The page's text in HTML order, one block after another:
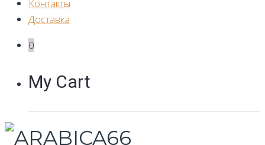
Контакты
Доставка
0
My Cart